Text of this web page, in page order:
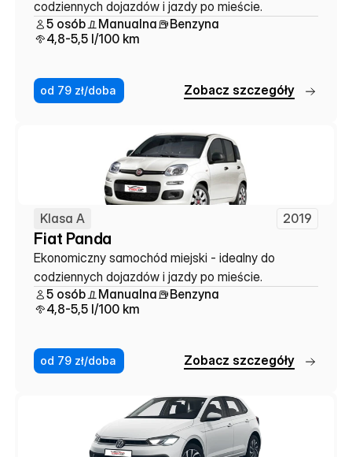
codziennych dojazdów i jazdy po mieście.
5 osób
Manualna
Benzyna
4,8-5,5 l/100 km
od 79 zł/doba Zobacz szczegóły
Klasa A 2019
Fiat Panda
Ekonomiczny samochód miejski - idealny do
codziennych dojazdów i jazdy po mieście.
5 osób
Manualna
Benzyna
4,8-5,5 l/100 km
od 79 zł/doba Zobacz szczegóły